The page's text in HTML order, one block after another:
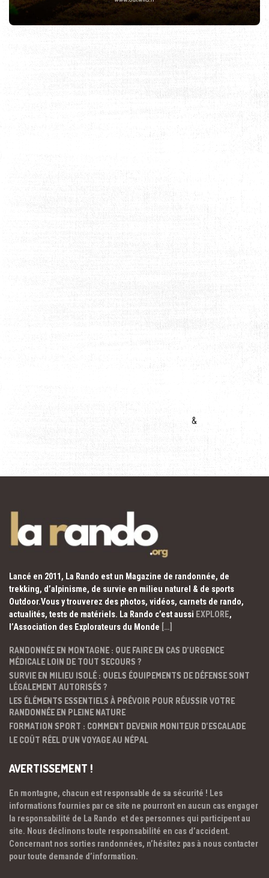
&
Lancé en 2011, La Rando est un Magazine de randonnée, de
trekking, d’alpinisme, de survie en milieu naturel & de sports
Outdoor.Vous y trouverez des photos, vidéos, carnets de rando,
actualités, tests de matériels. La Rando c’est aussi EXPLORE,
l’Association des Explorateurs du Monde […]
RANDONNÉE EN MONTAGNE : QUE FAIRE EN CAS D’URGENCE
MÉDICALE LOIN DE TOUT SECOURS ?
SURVIE EN MILIEU ISOLÉ : QUELS ÉQUIPEMENTS DE DÉFENSE SONT
LÉGALEMENT AUTORISÉS ?
LES ÉLÉMENTS ESSENTIELS À PRÉVOIR POUR RÉUSSIR VOTRE
RANDONNÉE EN PLEINE NATURE
FORMATION SPORT : COMMENT DEVENIR MONITEUR D’ESCALADE
LE COÛT RÉEL D’UN VOYAGE AU NÉPAL
AVERTISSEMENT !
En montagne, chacun est responsable de sa sécurité ! Les
informations fournies par ce site ne pourront en aucun cas engager
la responsabilité de La Rando et des personnes qui participent au
site. Nous déclinons toute responsabilité en cas d’accident.
Concernant nos sorties randonnées, n’hésitez pas à nous contacter
pour toute demande d’information.